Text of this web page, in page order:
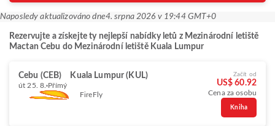
Naposledy aktualizováno dne4. srpna 2026 v 19:44 GMT+0
Rezervujte a získejte ty nejlepší nabídky letů z Mezinárodní letiště
Mactan Cebu do Mezinárodní letiště Kuala Lumpur
Cebu (CEB) Kuala Lumpur (KUL)
út 25. 8. Přímý
FireFly
Začít od
US$ 60.92
Cena za osobu
Kniha